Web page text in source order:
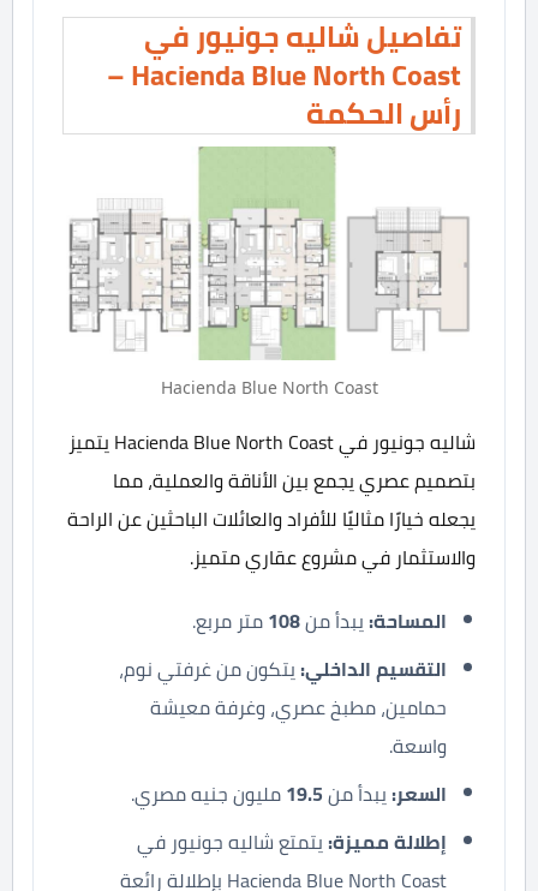
تفاصيل شاليه جونيور في
Hacienda Blue North Coast –
رأس الحكمة
Hacienda Blue North Coast
شاليه جونيور في Hacienda Blue North Coast يتميز
بتصميم عصري يجمع بين الأناقة والعملية، مما
يجعله خيارًا مثاليًا للأفراد والعائلات الباحثين عن الراحة
والاستثمار في مشروع عقاري متميز.
المساحة: يبدأ من108متر مربع.
التقسيم الداخلي: يتكون من غرفتي نوم،
حمامين، مطبخ عصري، وغرفة معيشة
واسعة.
السعر: يبدأ من19.5مليون جنيه مصري.
إطلالة مميزة: يتمتع شاليه جونيور في
Hacienda Blue North Coast بإطلالة رائعة